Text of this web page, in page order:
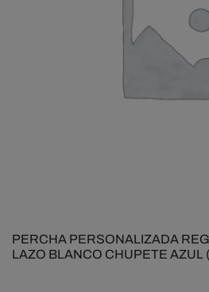
PERCHA PERSONALIZADA
LAZO BLANCO CHUPETE AZUL